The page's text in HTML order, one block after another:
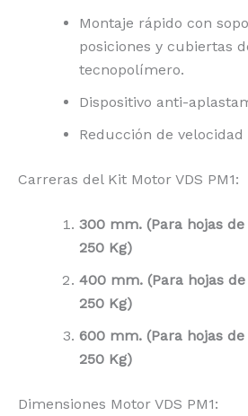
Montaje rápido con
posiciones y cubiertas
tecnopolímero.
Dispositivo anti-
Reducción de velocidad
Carreras del Kit Motor VDS PM1:
300 mm. (Para hojas
250 Kg)
400 mm. (Para hojas
250 Kg)
600 mm. (Para hojas
250 Kg)
Dimensiones Motor VDS PM1: